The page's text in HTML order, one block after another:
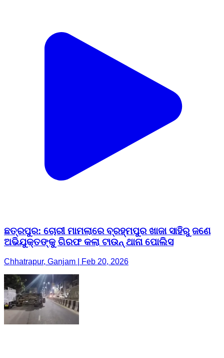
ଛତ୍ରପୁର: ଚୋରୀ ମାମଲାରେ ବ୍ରହ୍ମପୁର ଖାଜା ସାହିରୁ ଜଣେ
ଅଭିଯୁକ୍ତଙ୍କୁ ଗିରଫ କଲା ଟାଉନ୍ ଥାନା ପୋଲିସ
Chhatrapur, Ganjam | Feb 20, 2026